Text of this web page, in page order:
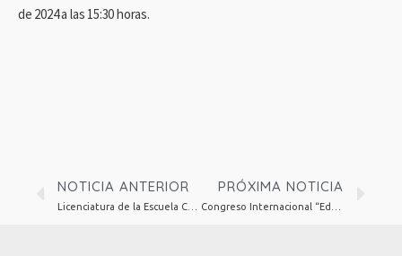
de 2024 a las 15:30 horas.
NOTICIA ANTERIOR PRÓXIMA NOTICIA